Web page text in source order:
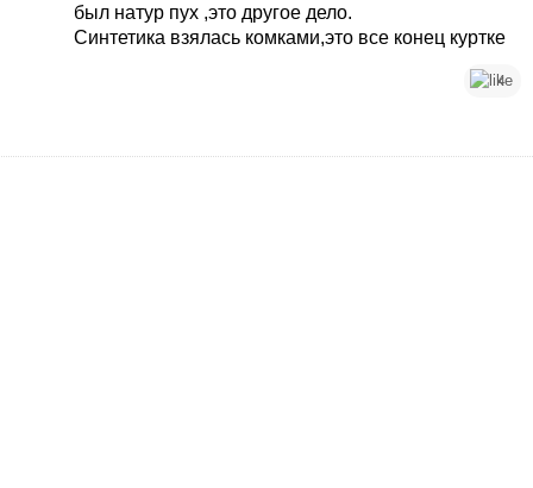
был натур пух ,это другое дело.
Синтетика взялась комками,это все конец куртке
4